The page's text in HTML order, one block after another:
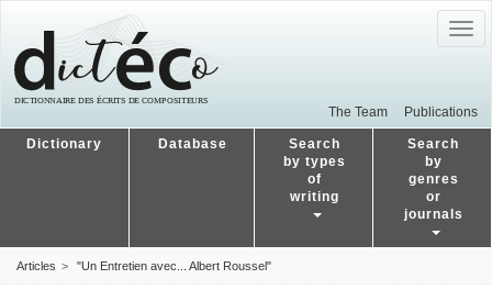
The Team Publications
Dictionary Database
Search
by types
of
writing
Search
by
genres
or
journals
Articles "Un Entretien avec... Albert Roussel"